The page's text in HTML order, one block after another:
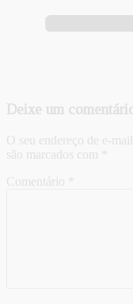
Deixe um
O seu endereço de e-
são marcados com
Comentário